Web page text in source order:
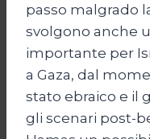
passo malgrado
svolgono anche
importante per
a Gaza, dal
stato ebraico e il
gli scenari post-